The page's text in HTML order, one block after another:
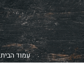
עמוד הבית